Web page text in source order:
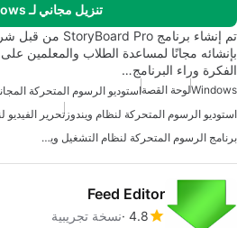
تنزيل مجاني لـ Windows
بإنشائه مجانًا لمساعدة الطلاب والمعلمين
الفكرة وراء البرنامج…
Windowsلوحة القصة
استوديو الرسوم المتحركة لنظام ويندوز تحرير الفيديو
برنامج الرسوم المتحركة لنظام التشغيل ويندوز
Feed Editor
4.8 نسخة تجريبية